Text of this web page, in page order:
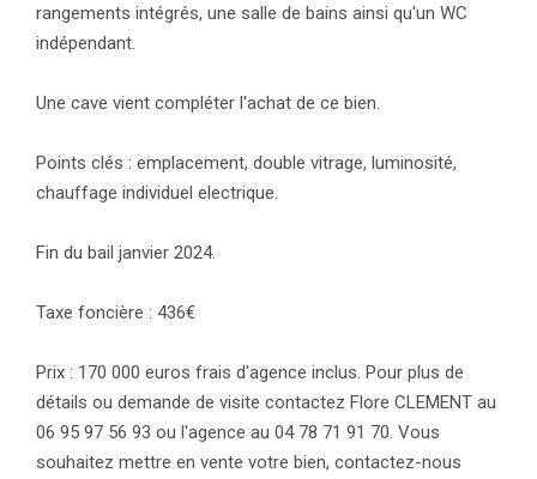
rangements intégrés, une salle de bains ainsi qu'un WC
indépendant.
Une cave vient compléter l'achat de ce bien.
Points clés : emplacement, double vitrage, luminosité,
chauffage individuel electrique.
Fin du bail janvier 2024.
Taxe foncière : 436€
Prix : 170 000 euros frais d'agence inclus. Pour plus de
détails ou demande de visite contactez Flore CLEMENT au
06 95 97 56 93 ou l'agence au 04 78 71 91 70. Vous
souhaitez mettre en vente votre bien, contactez-nous